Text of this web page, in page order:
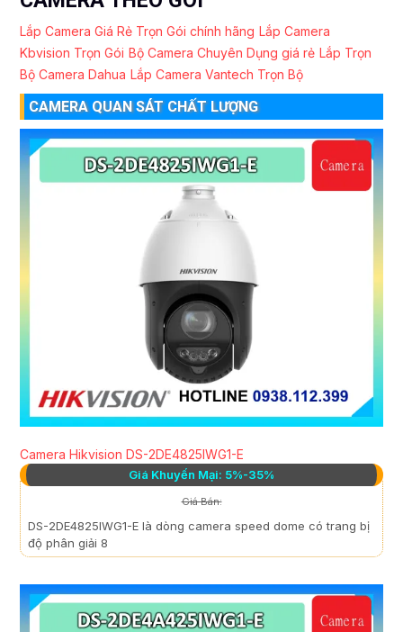
Lắp Camera Giá Rẻ Trọn Gói chính hãng Lắp Camera
Kbvision Trọn Gói Bộ Camera Chuyên Dụng giá rẻ Lắp Trọn
Bộ Camera Dahua Lắp Camera Vantech Trọn Bộ
CAMERA QUAN SÁT CHẤT LƯỢNG
Camera Hikvision DS-2DE4825IWG1-E
Giá Khuyến Mại: 5%-35%
Giá Bán:
DS-2DE4825IWG1-E là dòng camera speed dome có trang bị
độ phân giải 8